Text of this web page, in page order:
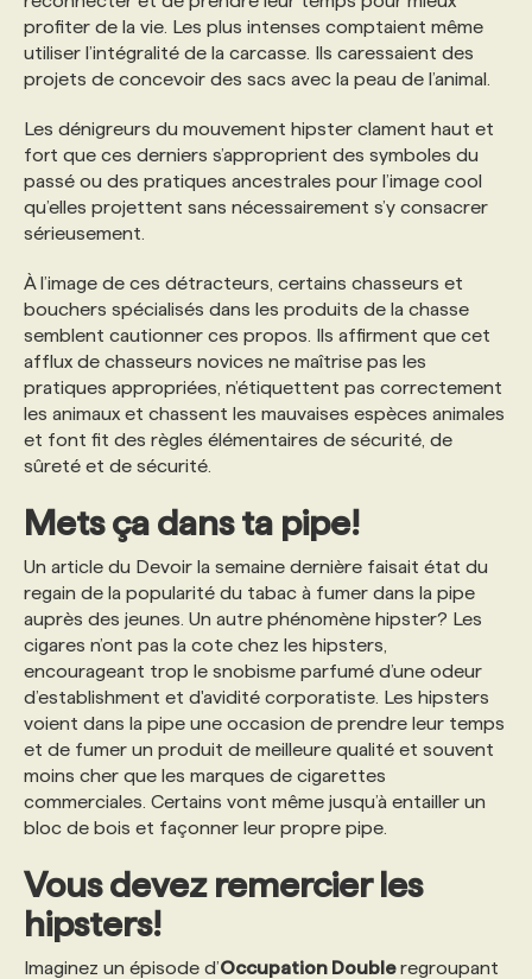
profiter de la vie. Les plus intenses comptaient même
utiliser l’intégralité de la carcasse. Ils caressaient des
projets de concevoir des sacs avec la peau de l’animal.
Les dénigreurs du mouvement hipster clament haut et
fort que ces derniers s’approprient des symboles du
passé ou des pratiques ancestrales pour l’image cool
qu’elles projettent sans nécessairement s’y consacrer
sérieusement.
À l’image de ces détracteurs, certains chasseurs et
bouchers spécialisés dans les produits de la chasse
semblent cautionner ces propos. Ils affirment que cet
afflux de chasseurs novices ne maîtrise pas les
pratiques appropriées, n’étiquettent pas correctement
les animaux et chassent les mauvaises espèces animales
et font fit des règles élémentaires de sécurité, de
sûreté et de sécurité.
Mets ça dans ta pipe!
Un article du Devoir la semaine dernière faisait état du
regain de la popularité du tabac à fumer dans la pipe
auprès des jeunes. Un autre phénomène hipster? Les
cigares n’ont pas la cote chez les hipsters,
encourageant trop le snobisme parfumé d’une odeur
d’establishment et d'avidité corporatiste. Les hipsters
voient dans la pipe une occasion de prendre leur temps
et de fumer un produit de meilleure qualité et souvent
moins cher que les marques de cigarettes
commerciales. Certains vont même jusqu’à entailler un
bloc de bois et façonner leur propre pipe.
Vous devez remercier les
hipsters!
Imaginez un épisode d’Occupation Doubleregroupant